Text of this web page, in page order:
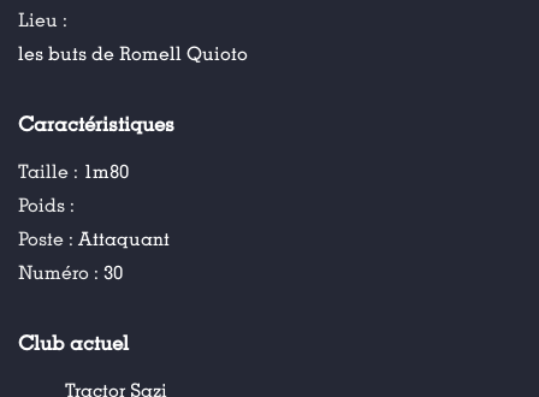
Lieu :
les buts de Romell Quioto
Caractéristiques
Taille : 1m80
Poids :
Poste : Attaquant
Numéro : 30
Club actuel
Tractor Sazi